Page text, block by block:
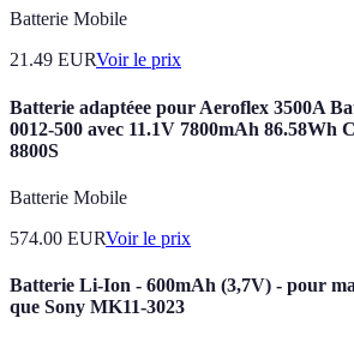
Batterie Mobile
21.49 EURVoir le prix
Batterie adaptéee pour Aeroflex 3500A
0012-500 avec 11.1V 7800mAh 86.58Wh
8800S
Batterie Mobile
574.00 EURVoir le prix
Batterie Li-Ion - 600mAh (3,7V) - pour
que Sony MK11-3023